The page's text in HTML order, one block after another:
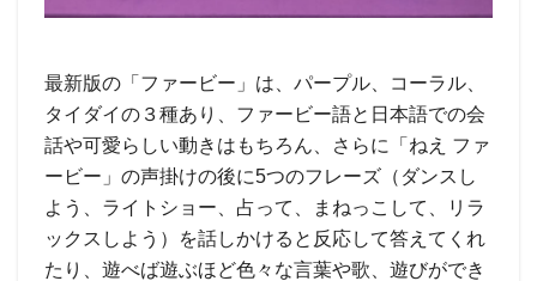
最新版の「ファービー」は、パープル、コーラル、
タイダイの３種あり、ファービー語と日本語での会
話や可愛らしい動きはもちろん、さらに「ねえ ファ
ービー」の声掛けの後に5つのフレーズ（ダンスし
よう、ライトショー、占って、まねっこして、リラ
ックスしよう）を話しかけると反応して答えてくれ
たり、遊べば遊ぶほど色々な言葉や歌、遊びができ